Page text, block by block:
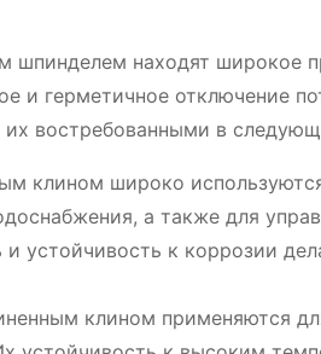
находят широкое
и герметичное отключение
востребованными в
клином широко
а также для
устойчивость к коррозии
клином применяются